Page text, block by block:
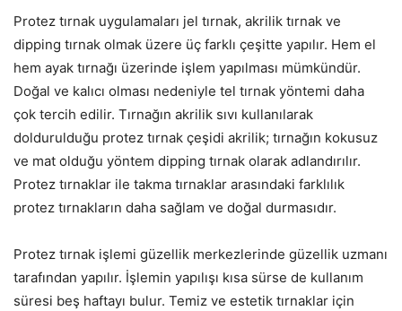
Protez tırnak uygulamaları jel tırnak, akrilik tırnak ve
dipping tırnak olmak üzere üç farklı çeşitte yapılır. Hem el
hem ayak tırnağı üzerinde işlem yapılması mümkündür.
Doğal ve kalıcı olması nedeniyle tel tırnak yöntemi daha
çok tercih edilir. Tırnağın akrilik sıvı kullanılarak
doldurulduğu protez tırnak çeşidi akrilik; tırnağın kokusuz
ve mat olduğu yöntem dipping tırnak olarak adlandırılır.
Protez tırnaklar ile takma tırnaklar arasındaki farklılık
protez tırnakların daha sağlam ve doğal durmasıdır.
Protez tırnak işlemi güzellik merkezlerinde güzellik uzmanı
tarafından yapılır. İşlemin yapılışı kısa sürse de kullanım
süresi beş haftayı bulur. Temiz ve estetik tırnaklar için